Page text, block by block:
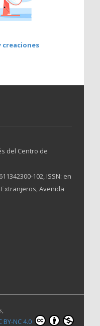
creaciones
del Centro de
102, ISSN: en
Avenida
BY-NC 4.0